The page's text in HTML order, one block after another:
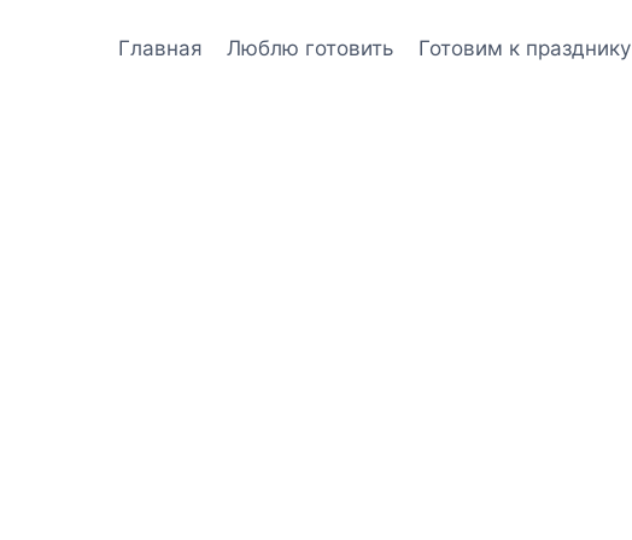
Главная Люблю готовить Готовим к празднику